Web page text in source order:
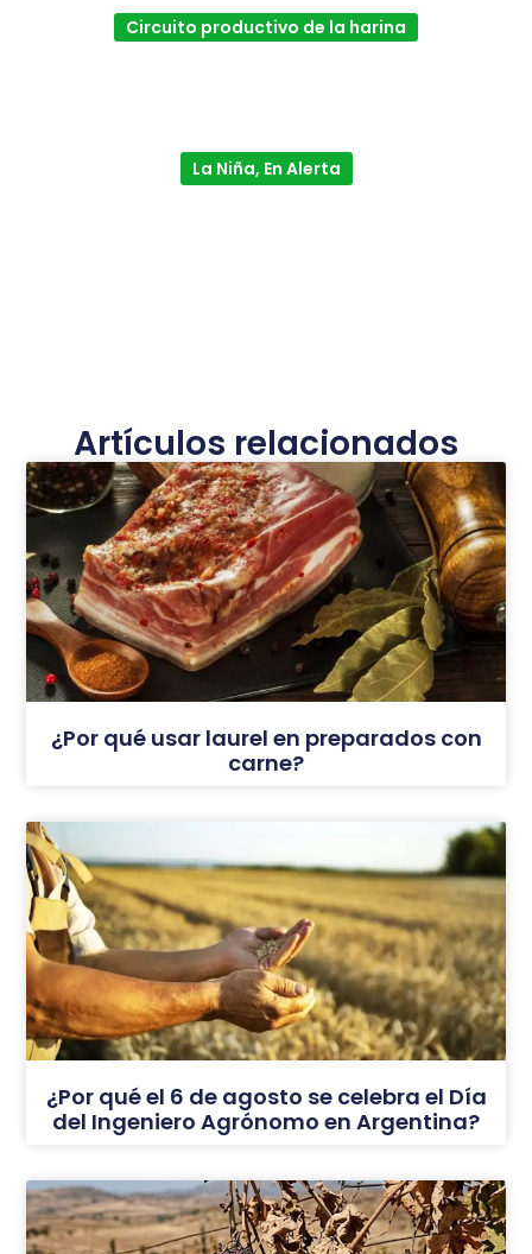
Circuito productivo de la harina
La Niña, En Alerta
Artículos relacionados
¿Por qué usar laurel en preparados con
carne?
¿Por qué el 6 de agosto se celebra el Día
del Ingeniero Agrónomo en Argentina?